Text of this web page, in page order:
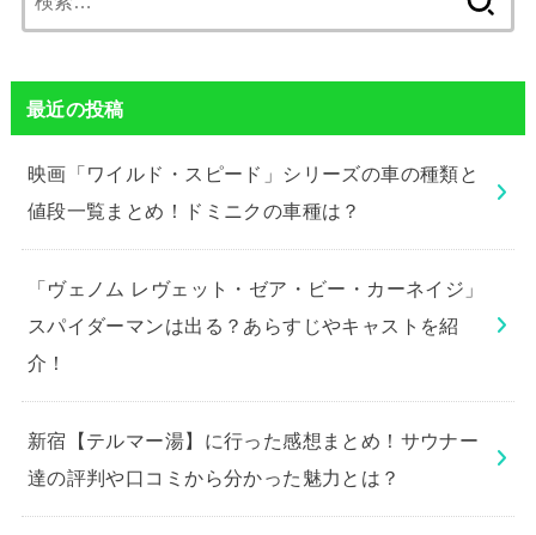
索:
最近の投稿
映画「ワイルド・スピード」シリーズの車の種類と
値段一覧まとめ！ドミニクの車種は？
「ヴェノム レヴェット・ゼア・ビー・カーネイジ」
スパイダーマンは出る？あらすじやキャストを紹
介！
新宿【テルマー湯】に行った感想まとめ！サウナー
達の評判や口コミから分かった魅力とは？